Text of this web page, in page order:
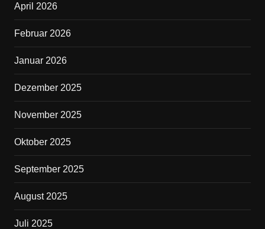
o
o
k
April 2026
Februar 2026
Januar 2026
Dezember 2025
November 2025
Oktober 2025
September 2025
August 2025
Juli 2025